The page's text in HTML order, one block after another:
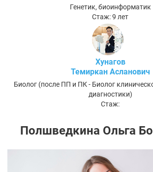
Генетик, биоинформатик
Стаж: 9 лет
Хунагов
Темиркан Асланович
Биолог (после ПП и ПК - Биолог
диагностики)
Стаж:
Полшведкина Ольга